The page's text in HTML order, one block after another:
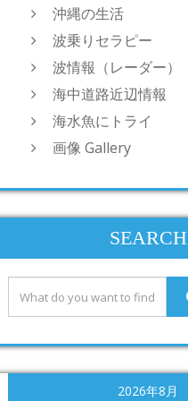
沖縄の生活
波乗りセラピー
波情報（レーダー）
海中道路近辺情報
海水魚にトライ
画像 Gallery
SEARCH
2026年8月